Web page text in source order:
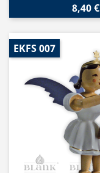
8,40 €
EKFS 007